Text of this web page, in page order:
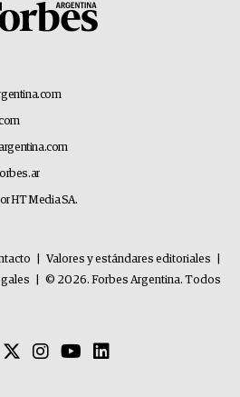
HT Media SA.
Valores y estándares editoriales
© 2026. Forbes Argentina. Todos